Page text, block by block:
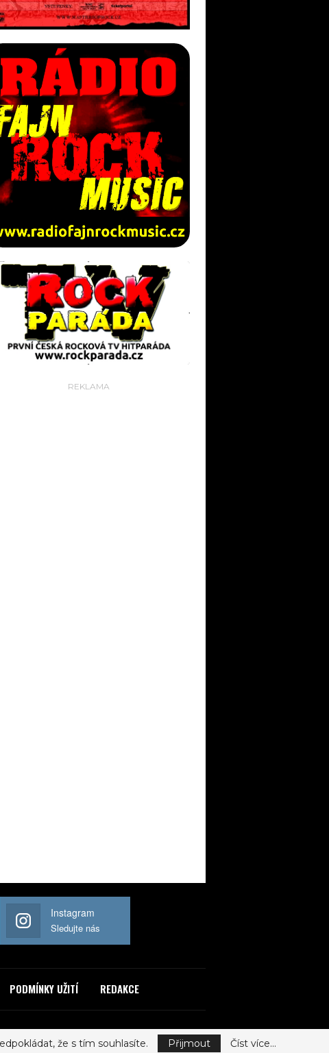
REKLAMA
Instagram
Sledujte nás
PODMÍNKY UŽITÍ REDAKCE
že s tím souhlasíte. Přijmout Číst více...